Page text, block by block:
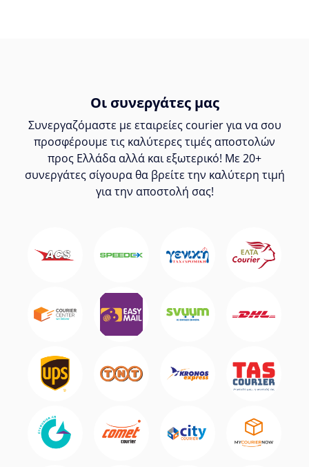
Οι συνεργάτες μας
Συνεργαζόμαστε με εταιρείες courier για να σου
προσφέρουμε τις καλύτερες τιμές αποστολών
προς Ελλάδα αλλά και εξωτερικό! Με 20+
συνεργάτες σίγουρα θα βρείτε την καλύτερη τιμή
για την αποστολή σας!